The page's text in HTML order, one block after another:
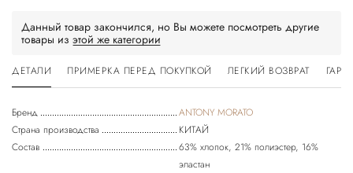
Данный товар закончился, но Вы можете посмотреть другие
товары из этой же категории
ДЕТАЛИ ПРИМЕРКА ПЕРЕД ПОКУПКОЙ ЛЕГКИЙ ВОЗВРАТ
Бренд
ANTONY MORATO
Страна производства
КИТАЙ
Состав
63% хлопок, 21% полиэстер, 16%
эластан